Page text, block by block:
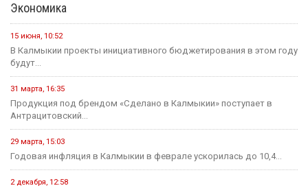
Экономика
15 июня, 10:52
В Калмыкии проекты инициативного бюджетирования в этом году
будут...
31 марта, 16:35
Продукция под брендом «Сделано в Калмыкии» поступает в
Антрацитовский...
29 марта, 15:03
Годовая инфляция в Калмыкии в феврале ускорилась до 10,4...
2 декабря, 12:58